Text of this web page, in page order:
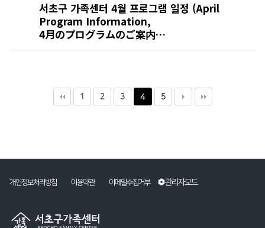
서초구 가족센터 4월 프로그램 일정 (April
Program Information,
4月のプログラムのご案内…
1 2 3 4 5
개인정보처리방침 이용약관 이메일수집거부 관리자모드